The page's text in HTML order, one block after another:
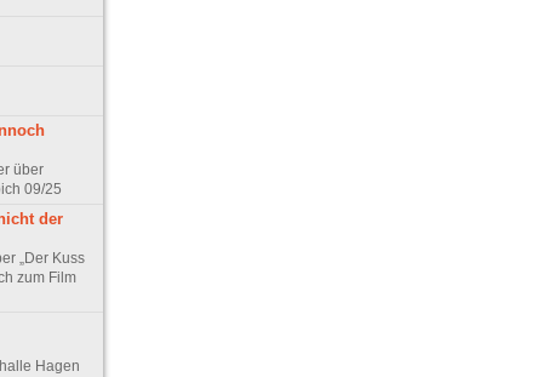
über
09/25
der
„Der Kuss
zum Film
Hagen